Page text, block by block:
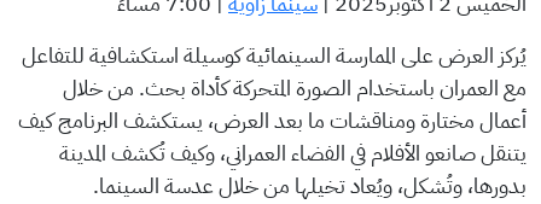
يُركز العرض على الممارسة السينمائية كوسيلة استكشافية للتفاعل
مع العمران باستخدام الصورة المتحركة كأداة بحث. من خلال
أعمال مختارة ومناقشات ما بعد العرض، يستكشف البرنامج كيف
يتنقل صانعو الأفلام في الفضاء العمراني، وكيف تُكشف المدينة
بدورها، وتُشكل، ويُعاد تخيلها من خلال عدسة السينما.